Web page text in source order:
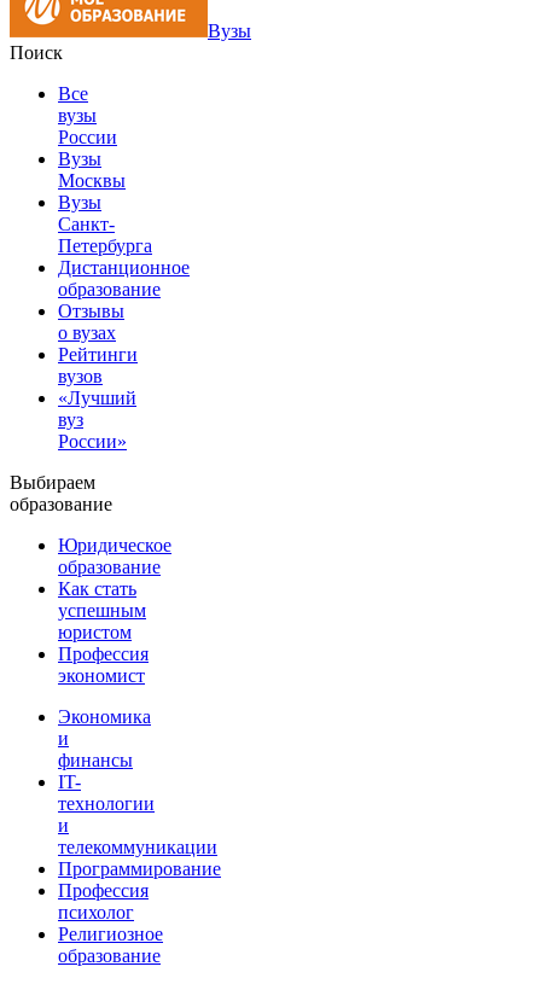
Вузы
Поиск
Все
вузы
России
Вузы
Москвы
Вузы
Санкт-
Петербурга
Дистанционное
образование
Отзывы
о вузах
Рейтинги
вузов
«Лучший
вуз
России»
Выбираем
образование
Юридическое
образование
Как стать
успешным
юристом
Профессия
экономист
Экономика
и
финансы
IT-
технологии
и
телекоммуникации
Программирование
Профессия
психолог
Религиозное
образование